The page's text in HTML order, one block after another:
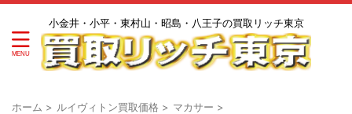
小金井・小平・東村山・昭島・八王子の買取リッチ東京
ホーム > ルイヴィトン買取価格 > マカサー >